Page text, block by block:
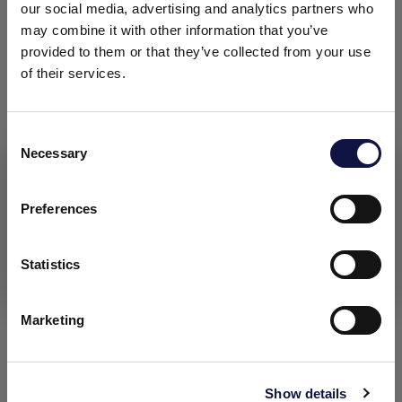
our social media, advertising and analytics partners who
may combine it with other information that you’ve
provided to them or that they’ve collected from your use
of their services.
Selection
Necessary
Preferences
Statistics
Marketing
Show details
本网站面向商业受众。
士（公司）。
我理解
AEB BREWING创新合作：Craft Rock Brewing &